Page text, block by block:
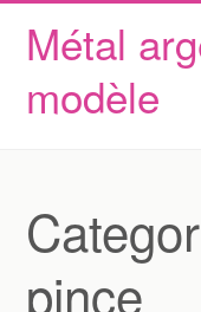
Métal
modèle
Skip to content
Accueil
Conditions d’utilisation
pince